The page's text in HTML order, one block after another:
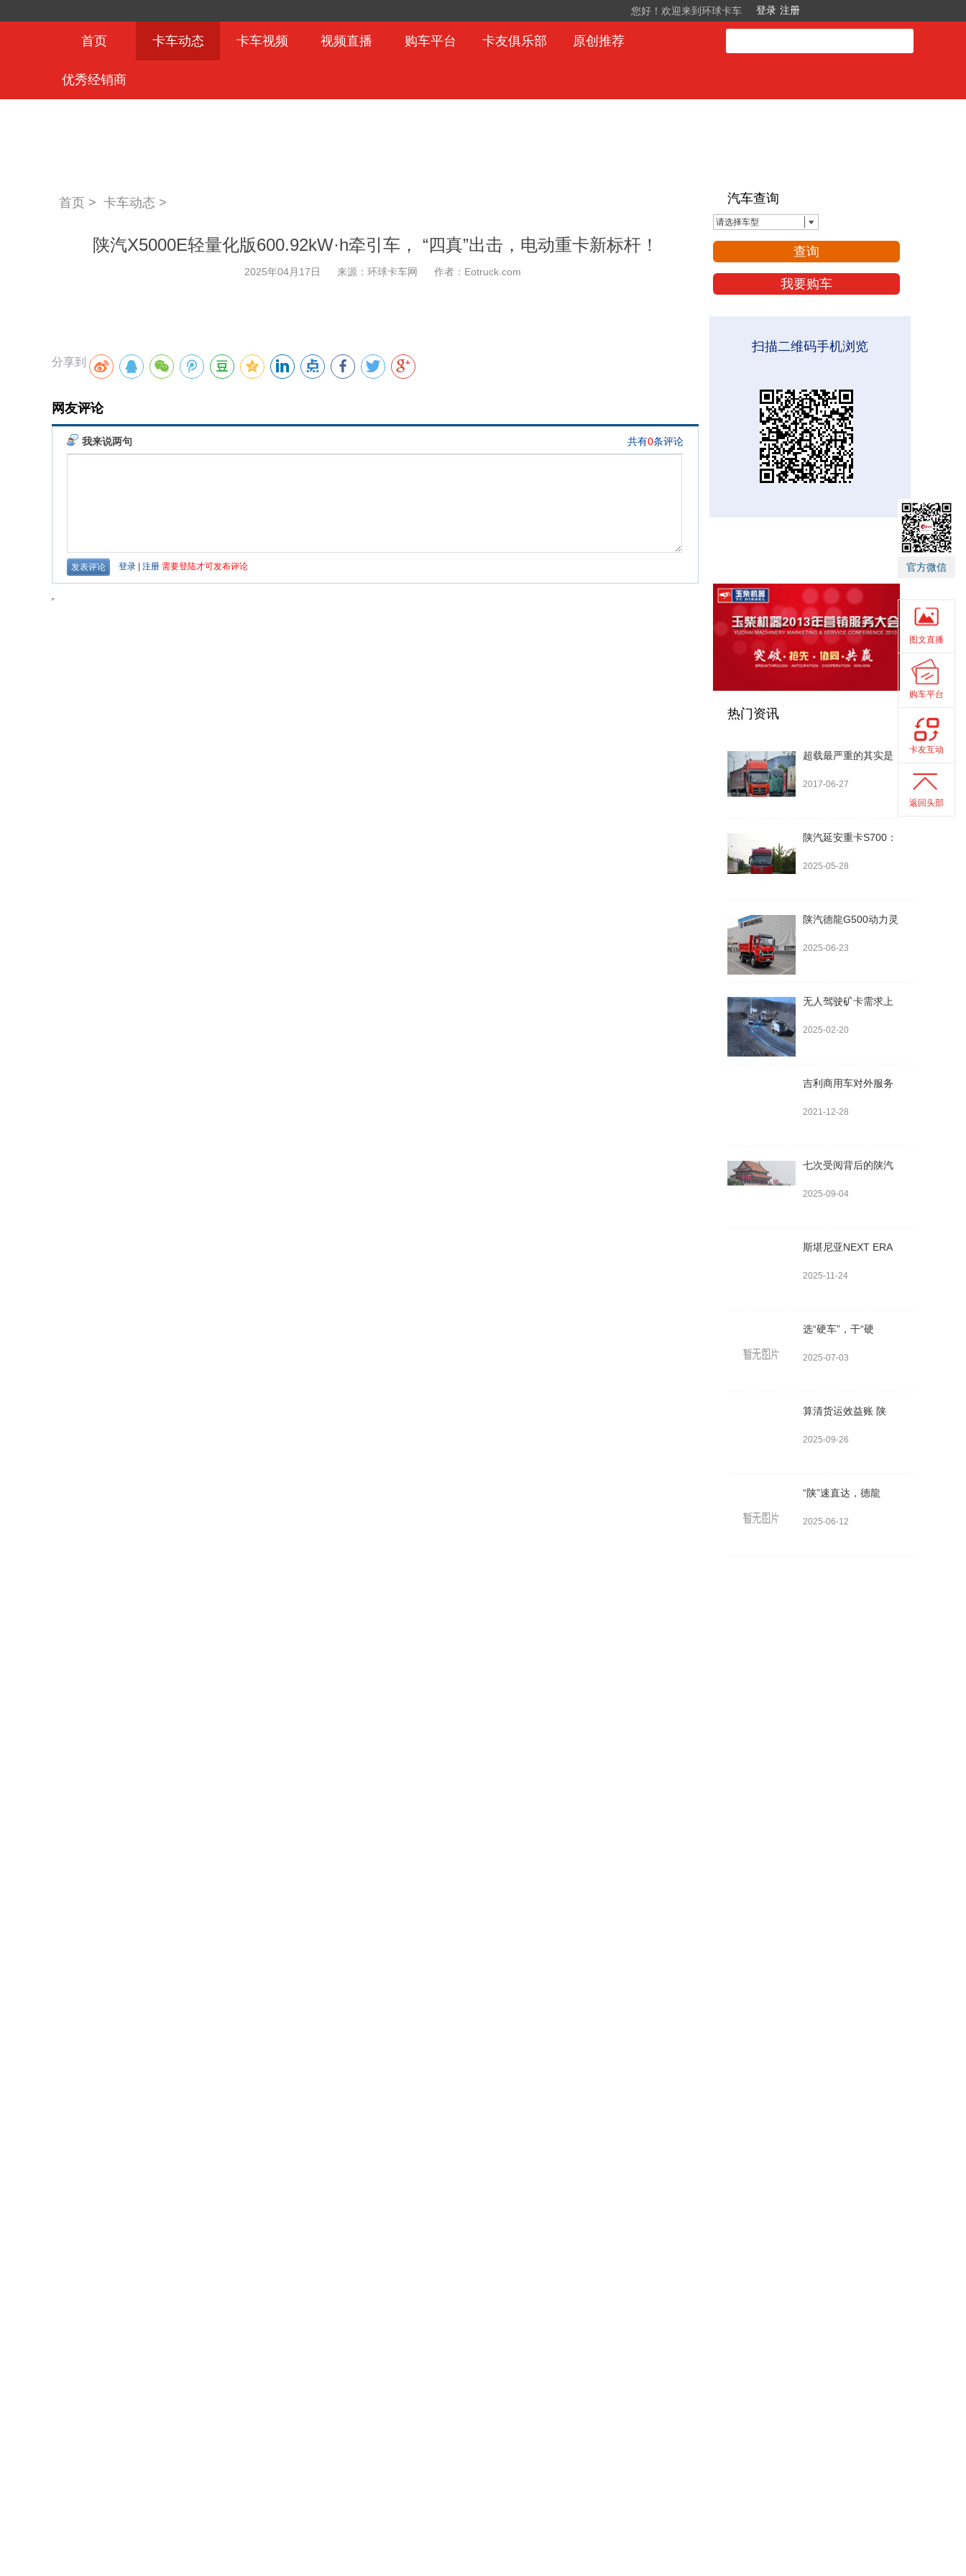
您好！欢迎来到环球卡车
首页 卡车动态 卡车视频 视频直播 购车平台 卡友俱乐部 原创推荐
优秀经销商
首页 > 卡车动态 >
陕汽X5000E轻量化版600.92kW·h牵引车， “四真”出击，电动重卡新标杆！
2025年04月17日 来源：环球卡车网 作者：Eotruck.com
分享到
网友评论
汽车查询
请选择车型
查询
我要购车
扫描二维码手机浏览
热门资讯
超载最严重的其实是
2017-06-27
陕汽延安重卡S700：
2025-05-28
陕汽德龍G500动力灵
2025-06-23
无人驾驶矿卡需求上
2025-02-20
吉利商用车对外服务
2021-12-28
七次受阅背后的陕汽
2025-09-04
斯堪尼亚NEXT ERA
2025-11-24
选“硬车”，干“硬
2025-07-03
算清货运效益账 陕
2025-09-26
“陕”速直达，德龍
2025-06-12
官方微信
图文直播
购车平台
卡友互动
返回头部